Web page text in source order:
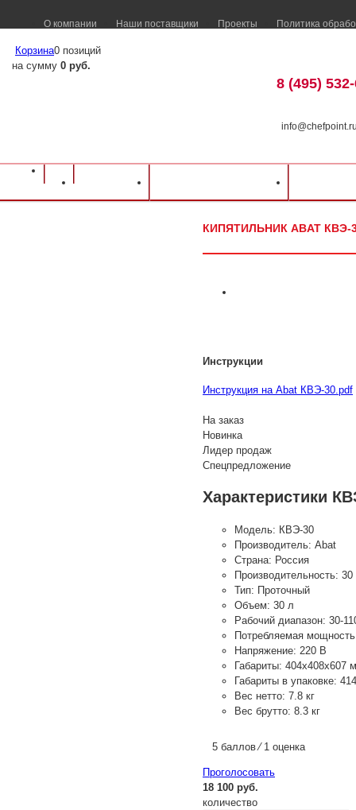
О компании Наши поставщики Проекты Политика
Корзина0 позиций
на сумму 0 руб.
8 (495)
Оборудование для ресторанов и кафе
КИПЯТИЛЬНИК ABAT КВЭ-
Инструкции
Инструкция на Abat КВЭ-30.pdf
На заказ
Новинка
Лидер продаж
Спецпредложение
Характеристики
Модель: КВЭ-30
Производитель: Abat
Страна: Россия
Производительность: 30
Тип: Проточный
Объем: 30 л
Рабочий диапазон: 30-
Потребляемая
Напряжение: 220 В
Габариты: 404х408х607
Габариты в упаковке:
Вес нетто: 7.8 кг
Вес брутто: 8.3 кг
5 баллов ⁄ 1 оценка
Проголосовать
18 100 руб.
количество